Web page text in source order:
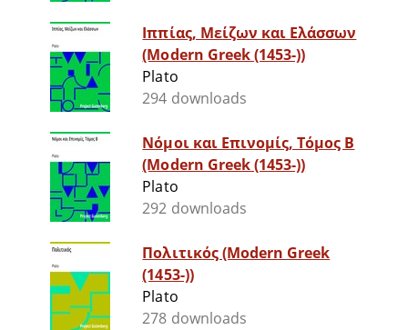
Ιππίας, Μείζων και Ελάσσων
(Modern Greek (1453-))
Plato
294 downloads
Νόμοι και Επινομίς, Τόμος B
(Modern Greek (1453-))
Plato
292 downloads
Πολιτικός (Modern Greek
(1453-))
Plato
278 downloads